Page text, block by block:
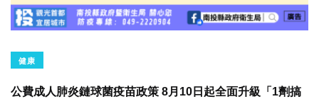
健康
公費成人肺炎鏈球菌疫苗政策 8月10日起全面升級「1劑搞